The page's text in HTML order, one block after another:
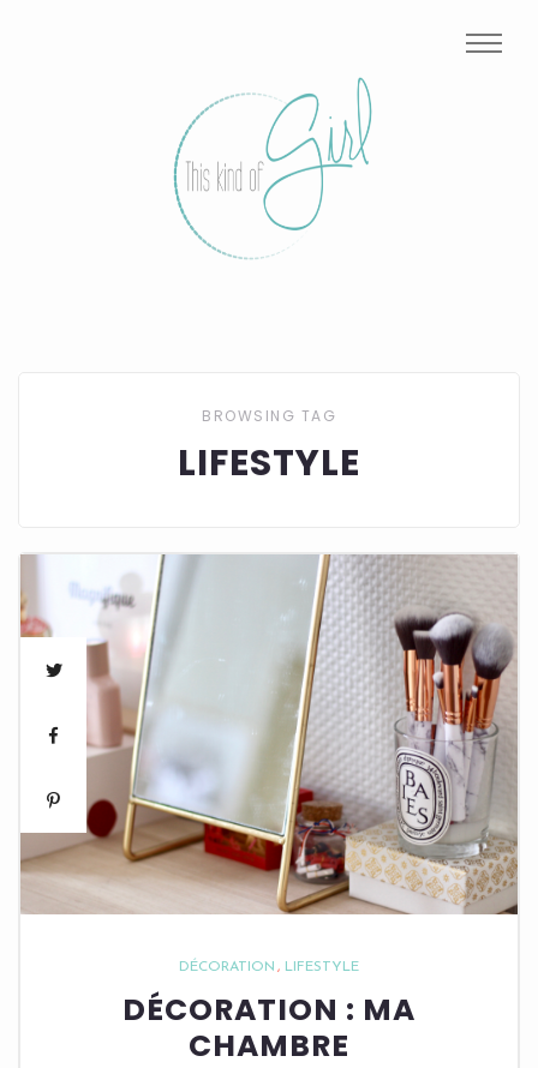
BROWSING TAG
LIFESTYLE
DÉCORATION LIFESTYLE
DÉCORATION : MA
CHAMBRE